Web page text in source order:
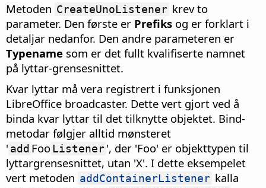
Metoden CreateUnoListener krev to
parameter. Den første er Prefiks og er forklart i
detaljar nedanfor. Den andre parameteren er
Typename som er det fullt kvalifiserte namnet
på lyttar-grensesnittet.
Kvar lyttar må vera registrert i funksjonen
LibreOffice broadcaster. Dette vert gjort ved å
binda kvar lyttar til det tilknytte objektet. Bind-
metodar følgjer alltid mønsteret
' add FooListener', der 'Foo' er objekttypen til
lyttargrensesnittet, utan 'X'. I dette eksempelet
vert metoden addContainerListener kalla